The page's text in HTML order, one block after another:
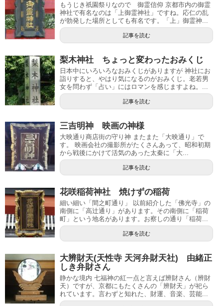
もうじき祇園祭りなので 御霊信仰 京都市内の御霊
神社で有名なのは「上御霊神社」ですね。応仁の乱
が勃発した場所としても有名です。「上」御霊神...
記事を読む
梨木神社 ちょっと変わったおみくじ
日本中にいろいろなおみくじがありますが 神社にお
詣りすると、やはり気になるのがおみくじ。老若男
女を問わず「占い」にはロマンを感じますよね。...
記事を読む
三吉明神 映画の神様
大映通り商店街の守り神 またまた「大映通り」で
す。 映画会社の撮影所がたくさんあって、昭和初期
から戦後にかけて活気のあった太秦に「大...
記事を読む
花咲稲荷神社 焼けずの稲荷
細い細い「間之町通り」 以前紹介した「佛光寺」の
南側に「高辻通り」があります。その南側に「稲荷
町」という地名があります。お察しの通り「稲荷...
記事を読む
大辨財天(天性寺 天河弁財天社) 由緒正
しき弁財さん
静かな境内 七福神の紅一点と言えば辨財さん（辨財
天）ですが、京都にもたくさんの「辨財天」が祀ら
れています。言わずと知れた、財運、音楽、芸能...